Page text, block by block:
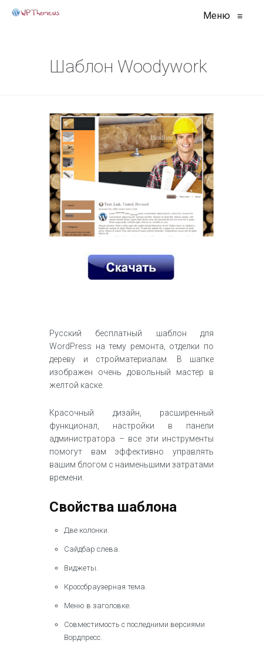
Меню ≡
Шаблон Woodywork
Русский бесплатный шаблон для
WordPress на тему ремонта, отделки по
дереву и стройматериалам. В шапке
изображен очень довольный мастер в
желтой каске.
Красочный дизайн, расширенный
функционал, настройки в панели
администратора – все эти инструменты
помогут вам эффективно управлять
вашим блогом с наименьшими затратами
времени.
Свойства шаблона
Две колонки.
Сайдбар слева.
Виджеты.
Кроссбраузерная тема.
Меню в заголовке.
Совместимость с последними версиями
Вордпресс.